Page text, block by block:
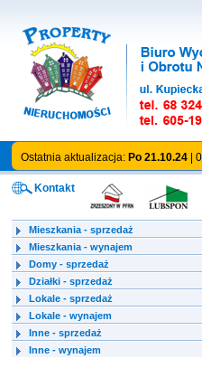
Kontakt
Mieszkania - sprzedaż
Mieszkania - wynajem
Domy - sprzedaż
Działki - sprzedaż
Lokale - sprzedaż
Lokale - wynajem
Inne - sprzedaż
Inne - wynajem
Ostatnia aktualizacja: Po 21.10.24|